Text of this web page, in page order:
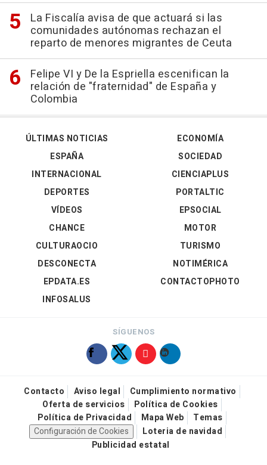
La Fiscalía avisa de que actuará si las
comunidades autónomas rechazan el
reparto de menores migrantes de Ceuta
Felipe VI y De la Espriella escenifican la
relación de "fraternidad" de España y
Colombia
ÚLTIMAS NOTICIAS
ESPAÑA
INTERNACIONAL
DEPORTES
VÍDEOS
ECONOMÍA
SOCIEDAD
CIENCIAPLUS
PORTALTIC
EPSOCIAL
CHANCE
CULTURAOCIO
DESCONECTA
EPDATA.ES
INFOSALUS
MOTOR
TURISMO
NOTIMÉRICA
CONTACTOPHOTO
SÍGUENOS
Contacto Aviso legal
Cumplimiento normativo
Oferta de servicios
Política de Cookies
Política de Privacidad
Mapa Web
Temas
Configuración de Cookies
Loteria de navidad
Publicidad estatal